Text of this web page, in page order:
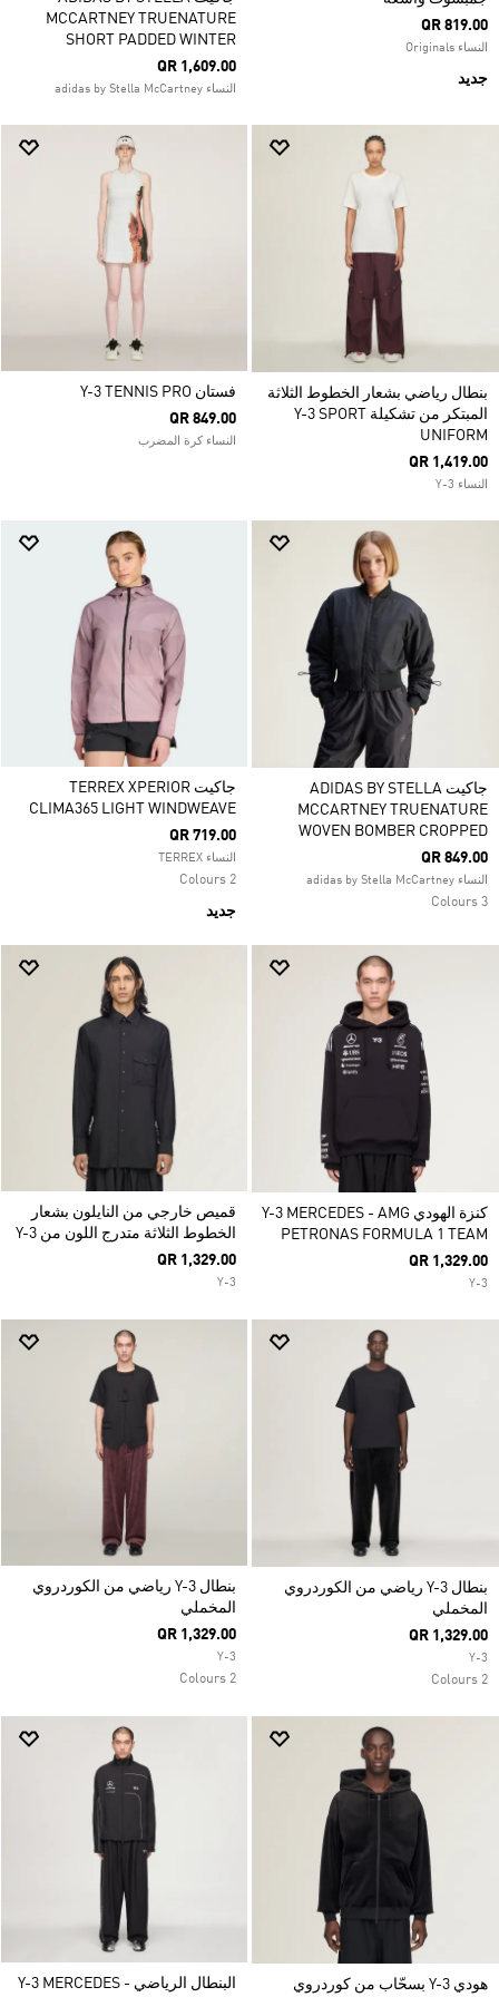
QR 819.00
النساء Originals
جديد
MCCARTNEY TRUENATURE
SHORT PADDED WINTER
QR 1,609.00
النساء adidas by Stella McCartney
بنطال رياضي بشعار الخطوط الثلاثة
المبتكر من تشكيلة Y-3 SPORT
UNIFORM
QR 1,419.00
النساء Y-3
فستان Y-3 TENNIS PRO
QR 849.00
النساء كرة المضرب
جاكيت ADIDAS BY STELLA
MCCARTNEY TRUENATURE
WOVEN BOMBER CROPPED
QR 849.00
النساء adidas by Stella McCartney
3 Colours
جاكيت TERREX XPERIOR
CLIMA365 LIGHT WINDWEAVE
QR 719.00
النساء TERREX
2 Colours
جديد
كنزة الهودي Y-3 MERCEDES - AMG
PETRONAS FORMULA 1 TEAM
QR 1,329.00
Y-3
قميص خارجي من النايلون بشعار
الخطوط الثلاثة متدرج اللون من Y-3
QR 1,329.00
Y-3
بنطال Y-3 رياضي من الكوردروي
المخملي
QR 1,329.00
Y-3
2 Colours
بنطال Y-3 رياضي من الكوردروي
المخملي
QR 1,329.00
Y-3
2 Colours
هودي Y-3 بسحّاب من كوردروي البنطال الرياضي Y-3 MERCEDES -